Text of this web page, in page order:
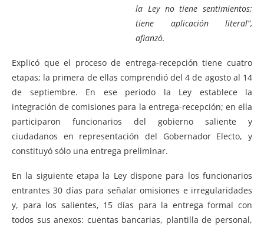
la Ley no tiene sentimientos;
tiene aplicación literal”,
afianzó.
Explicó que el proceso de entrega-recepción tiene cuatro
etapas; la primera de ellas comprendió del 4 de agosto al 14
de septiembre. En ese periodo la Ley establece la
integración de comisiones para la entrega-recepción; en ella
participaron funcionarios del gobierno saliente y
ciudadanos en representación del Gobernador Electo, y
constituyó sólo una entrega preliminar.
En la siguiente etapa la Ley dispone para los funcionarios
entrantes 30 días para señalar omisiones e irregularidades
y, para los salientes, 15 días para la entrega formal con
todos sus anexos: cuentas bancarias, plantilla de personal,